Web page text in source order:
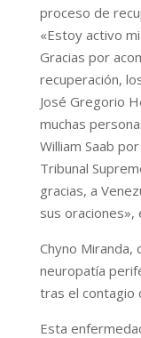
proceso de
«Estoy activo
Gracias por
recuperación,
José Gregorio
muchas
William Saab
Tribunal
gracias, a
sus
Chyno Miranda,
neuropatía
tras el contagio
Esta